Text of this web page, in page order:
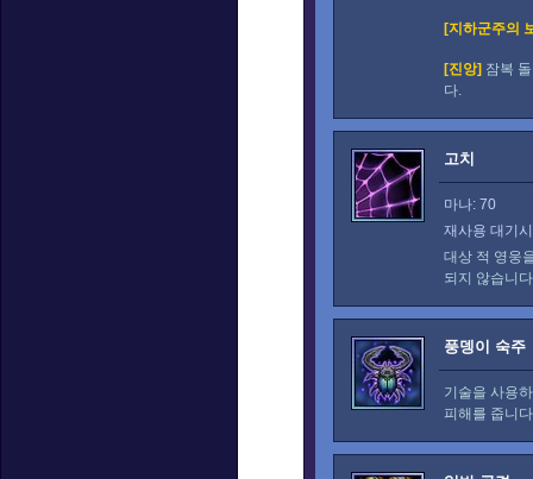
[지하군주의
[진앙] 잠복
다.
고치
마나: 70
재사용 대기
대상 적 영웅
되지 않습니
풍뎅이 숙주
기술을 사용
피해를 줍니